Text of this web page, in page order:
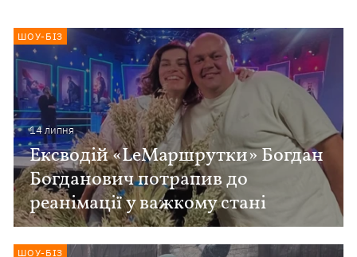
14 липня
Ексводій «LeМаршрутки» Богдан
Богданович потрапив до
реанімації у важкому стані
ШОУ-БІЗ
ШОУ-БІЗ